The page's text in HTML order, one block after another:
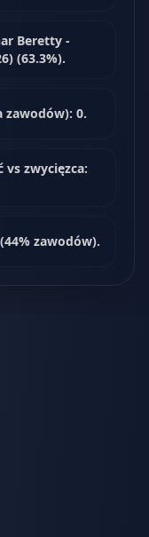
Beretty -
(63.3%).
zawodów): 0.
zwycięzca:
zawodów).